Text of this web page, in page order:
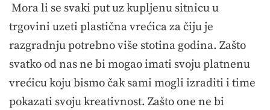
Mora li se svaki put uz kupljenu sitnicu u
trgovini uzeti plastična vrećica za čiju je
razgradnju potrebno više stotina godina. Zašto
svatko od nas ne bi mogao imati svoju platnenu
vrećicu koju bismo čak sami mogli izraditi i time
pokazati svoju kreativnost. Zašto one ne bi